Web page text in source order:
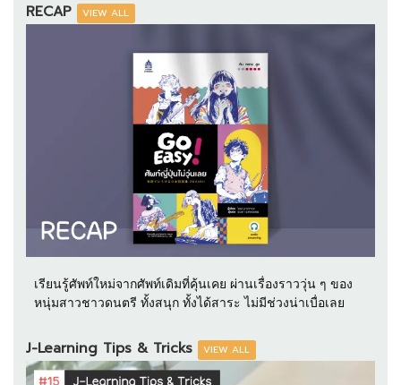
RECAP VIEW ALL
เรียนรู้ศัพท์ใหม่จากศัพท์เดิมที่คุ้นเคย ผ่านเรื่องราววุ่น ๆ ของ
หนุ่มสาวชาวดนตรี ทั้งสนุก ทั้งได้สาระ ไม่มีช่วงน่าเบื่อเลย
J-Learning Tips & Tricks VIEW ALL